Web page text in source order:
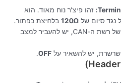
זהו פיצ'ר נוח מאוד. הוא
נגד סיום של 120Ωבלחיצת כפתור.
של רשת ה-CAN, יש להעביר למצב
יש להשאיר על OFF
.